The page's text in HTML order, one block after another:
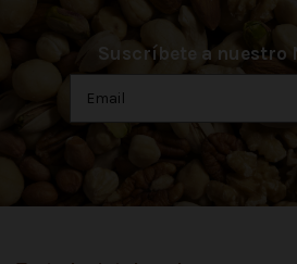
Suscríbete a nuestro